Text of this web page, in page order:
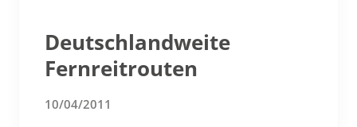
Deutschlandweite
Fernreitrouten
10/04/2011